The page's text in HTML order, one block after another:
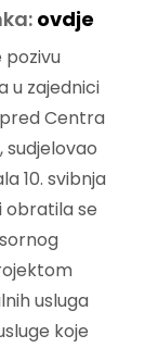
ovdje
pozivu
u zajednici
Centra
sudjelovao
10. svibnja
obratila se
usluga
koje